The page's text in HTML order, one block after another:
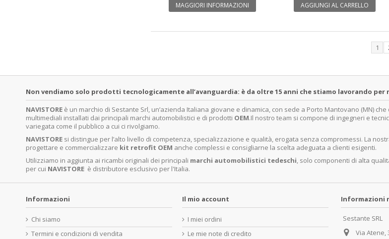
MAGGIORI INFORMAZIONI AGGIUNGI AL CARRELLO
1
Non vendiamo solo prodotti tecnologicamente all’avanguardia: è da oltre 15 anni che stiamo lavorando
NAVISTORE è un marchio di Sestante Srl, un’azienda Italiana giovane e dinamica, con sede a Porto Mantovano (MN)
multimediali installati dai principali marchi automobilistici e di prodotti OEM.Il nostro team si compone di ingegneri e
variegata come il pubblico a cui ci rivolgiamo.
NAVISTORE si distingue per l’alto livello di competenza, specializzazione e qualità, erogata senza compromessi. La
progettare e commercializzare kit retrofit OEM anche complessi e consigliarne la scelta adeguata a clienti esigenti.
Utilizziamo in aggiunta ai ricambi originali dei principali marchi automobilistici tedeschi, solo componenti di alta
per cui NAVISTORE è distributore esclusivo per l'Italia.
Informazioni
Chi siamo
Termini e condizioni di vendita
Il mio account
I miei ordini
Le mie note di credito
Informazioni
Sestante SRL
Via Atene,